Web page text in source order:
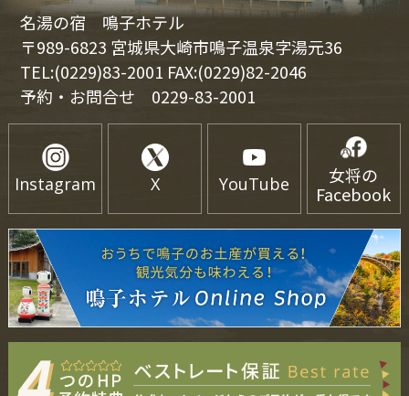
名湯の宿 鳴子ホテル
〒989-6823 宮城県大崎市鳴子温泉字湯元36
TEL:(0229)83-2001 FAX:(0229)82-2046
予約・お問合せ 0229-83-2001
Instagram X YouTube
女将の
Facebook